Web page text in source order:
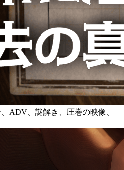
ADV、謎解き、圧巻の映像、